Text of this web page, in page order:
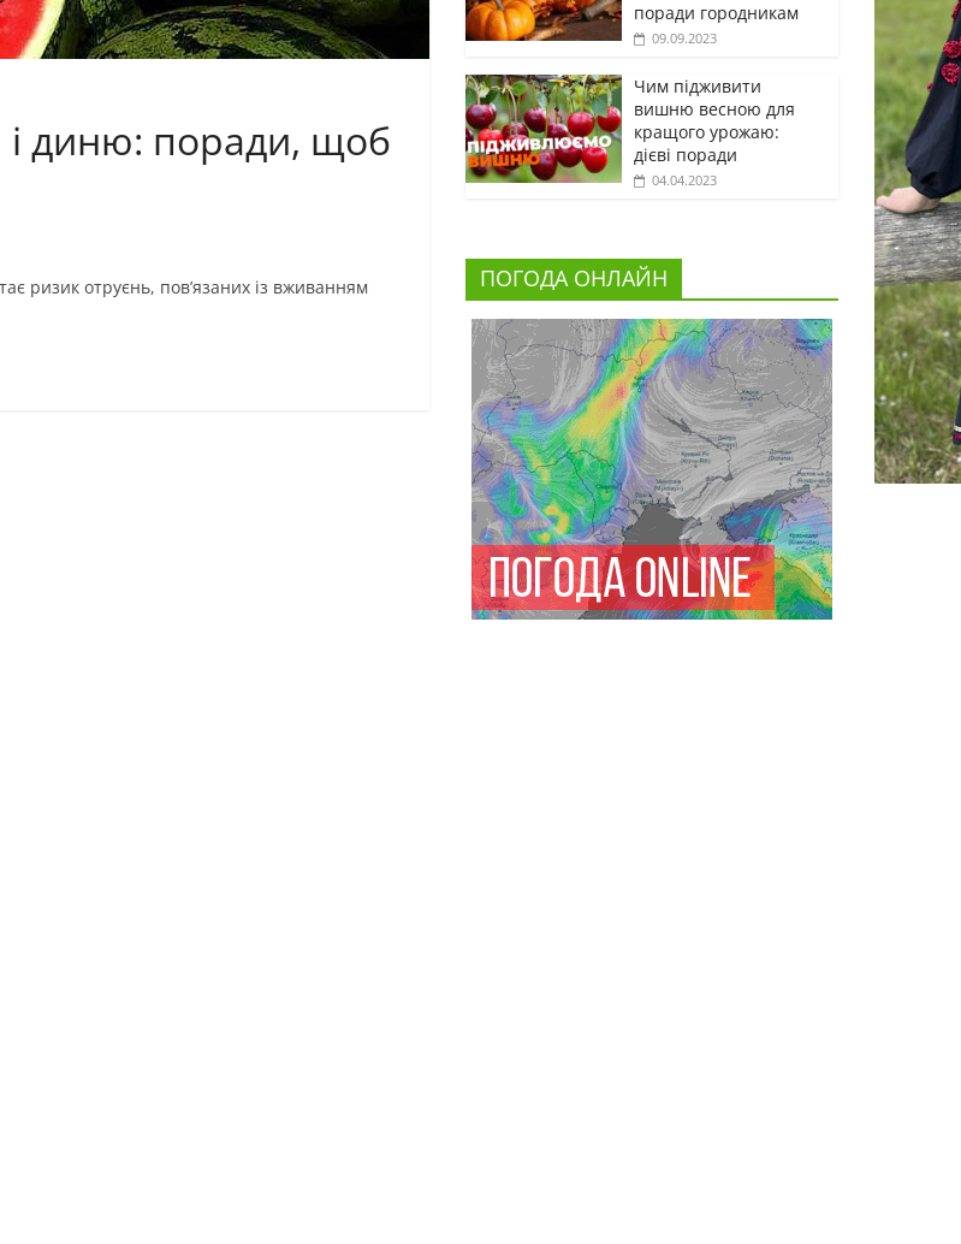
і диню: поради, щоб
ризик отруєнь, пов’язаних із вживанням
поради городникам
09.09.2023
Чим підживити
вишню весною для
кращого урожаю:
дієві поради
04.04.2023
ПОГОДА ОНЛАЙН